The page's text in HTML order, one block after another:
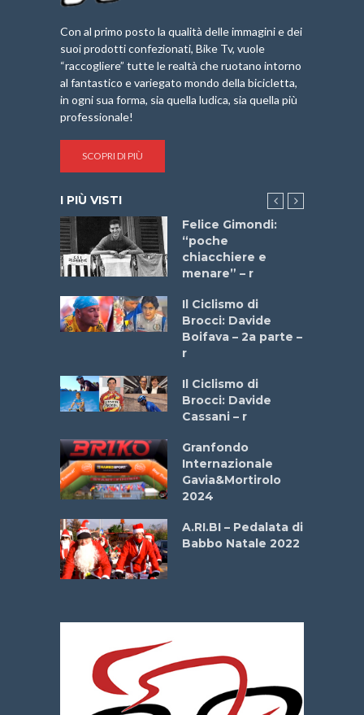
Con al primo posto la qualità delle immagini e dei
suoi prodotti confezionati, Bike Tv, vuole
“raccogliere” tutte le realtà che ruotano intorno
al fantastico e variegato mondo della bicicletta,
in ogni sua forma, sia quella ludica, sia quella più
professionale!
SCOPRI DI PIÙ
I PIÙ VISTI
Felice Gimondi:
“poche
chiacchiere e
menare” – r
Il Ciclismo di
Brocci: Davide
Boifava – 2a parte –
r
Il Ciclismo di
Brocci: Davide
Cassani – r
Granfondo
Internazionale
Gavia&Mortirolo
2024
A.RI.BI – Pedalata di
Babbo Natale 2022